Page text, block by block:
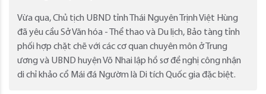
Vừa qua, Chủ tịch UBND tỉnh Thái Nguyên Trịnh Việt Hùng
đã yêu cầu Sở Văn hóa - Thể thao và Du lịch, Bảo tàng tỉnh
phối hợp chặt chẽ với các cơ quan chuyên môn ở Trung
ương và UBND huyện Võ Nhai lập hồ sơ đề nghị công nhận
di chỉ khảo cổ Mái đá Ngườm là Di tích Quốc gia đặc biệt.